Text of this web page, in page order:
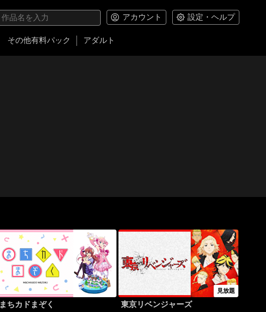
アカウント 設定・ヘルプ
その他有料パック アダルト
まちカドまぞく
見放題
東京リベンジャーズ